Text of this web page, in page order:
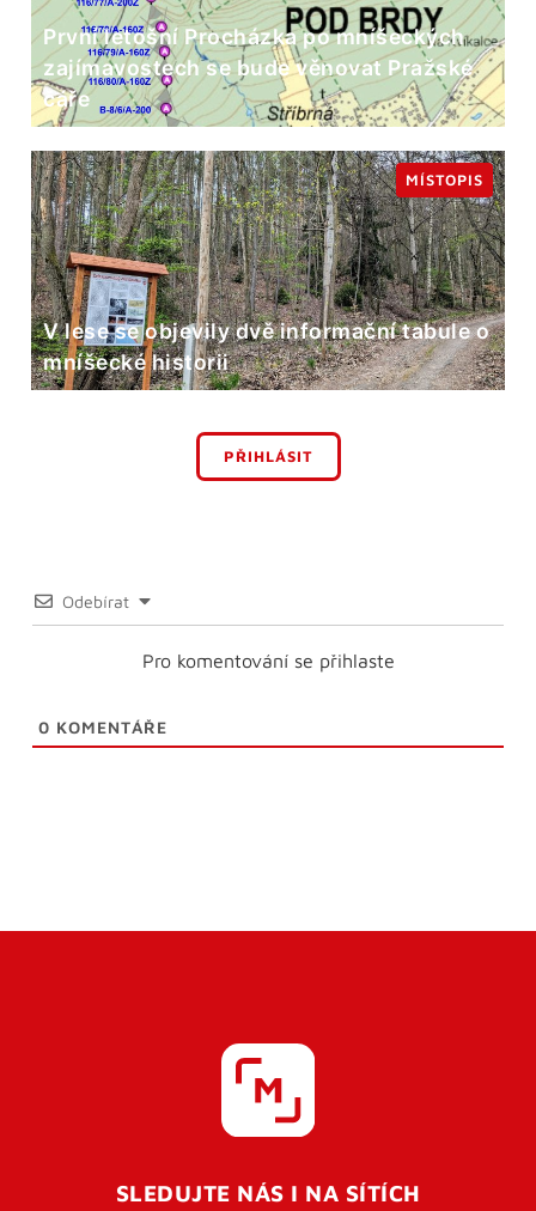
První letošní Procházka po mníšeckých
zajímavostech se bude věnovat Pražské
čáře
V lese se objevily dvě informační tabule o
mníšecké historii
MÍSTOPIS
PŘIHLÁSIT
Odebírat
Pro komentování se přihlaste
0 KOMENTÁŘE
SLEDUJTE NÁS I NA SÍTÍCH